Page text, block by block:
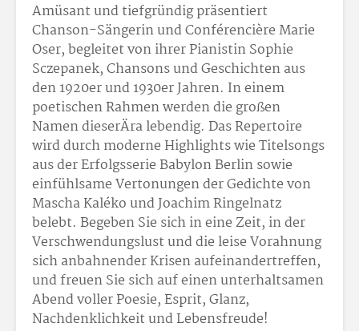
Amüsant und tiefgründig präsentiert
Chanson-Sängerin und Conférencière Marie
Oser, begleitet von ihrer Pianistin Sophie
Sczepanek, Chansons und Geschichten aus
den 1920er und 1930er Jahren. In einem
poetischen Rahmen werden die großen
Namen dieserÄra lebendig. Das Repertoire
wird durch moderne Highlights wie Titelsongs
aus der Erfolgsserie Babylon Berlin sowie
einfühlsame Vertonungen der Gedichte von
Mascha Kaléko und Joachim Ringelnatz
belebt. Begeben Sie sich in eine Zeit, in der
Verschwendungslust und die leise Vorahnung
sich anbahnender Krisen aufeinandertreffen,
und freuen Sie sich auf einen unterhaltsamen
Abend voller Poesie, Esprit, Glanz,
Nachdenklichkeit und Lebensfreude!